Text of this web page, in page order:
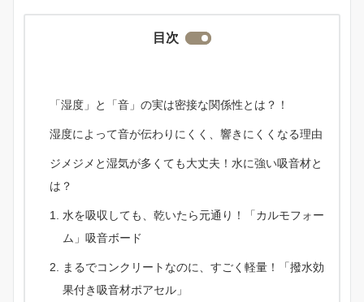
目次
「湿度」と「音」の実は密接な関係性とは？！
湿度によって音が伝わりにくく、響きにくくなる理由
ジメジメと湿気が多くても大丈夫！水に強い吸音材と
は？
水を吸収しても、乾いたら元通り！「カルモフォー
ム」吸音ボード
まるでコンクリートなのに、すごく軽量！「撥水効
果付き吸音材ポアセル」